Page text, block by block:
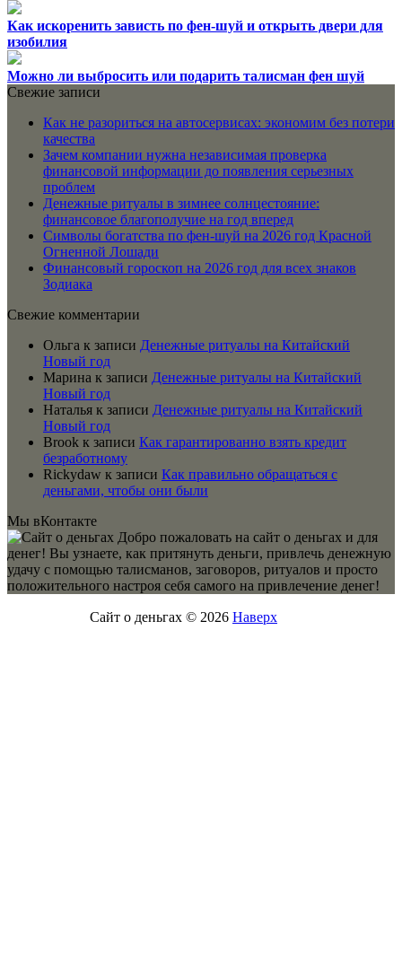
Как искоренить зависть по фен-шуй и открыть двери для
изобилия
Можно ли выбросить или подарить талисман фен шуй
Свежие записи
Как не разориться на автосервисах: экономим без потери
качества
Зачем компании нужна независимая проверка
финансовой информации до появления серьезных
проблем
Денежные ритуалы в зимнее солнцестояние:
финансовое благополучие на год вперед
Символы богатства по фен-шуй на 2026 год Красной
Огненной Лошади
Финансовый гороскоп на 2026 год для всех знаков
Зодиака
Свежие комментарии
Ольга к записи Денежные ритуалы на Китайский
Новый год
Марина к записи Денежные ритуалы на Китайский
Новый год
Наталья к записи Денежные ритуалы на Китайский
Новый год
Brook к записи Как гарантированно взять кредит
безработному
Rickydaw к записи Как правильно обращаться с
деньгами, чтобы они были
Мы вКонтакте
Добро пожаловать на сайт о деньгах и для
денег! Вы узнаете, как притянуть деньги, привлечь денежную
удачу с помощью талисманов, заговоров, ритуалов и просто
положительного настроя себя самого на привлечение денег!
Сайт о деньгах © 2026 Наверх